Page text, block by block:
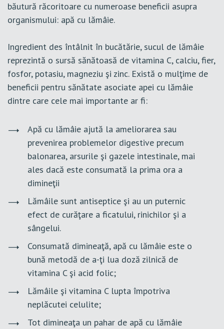
băutură răcoritoare cu numeroase beneficii asupra
organismului: apă cu lămâie.
Ingredient des întâlnit în bucătărie, sucul de lămâie
reprezintă o sursă sănătoasă de vitamina C, calciu, fier,
fosfor, potasiu, magneziu şi zinc. Există o mulţime de
beneficii pentru sănătate asociate apei cu lămâie
dintre care cele mai importante ar fi:
Apă cu lămâie ajută la ameliorarea sau
prevenirea problemelor digestive precum
balonarea, arsurile şi gazele intestinale, mai
ales dacă este consumată la prima ora a
dimineţii
Lămâile sunt antiseptice şi au un puternic
efect de curăţare a ficatului, rinichilor şi a
sângelui.
Consumată dimineaţă, apă cu lămâie este o
bună metodă de a-ţi lua doză zilnică de
vitamina C şi acid folic;
Lămâile şi vitamina C lupta împotriva
neplăcutei celulite;
Tot dimineaţa un pahar de apă cu lămâie